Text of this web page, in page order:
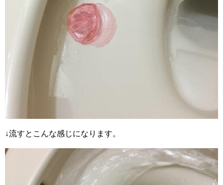
↓流すとこんな感じになります。